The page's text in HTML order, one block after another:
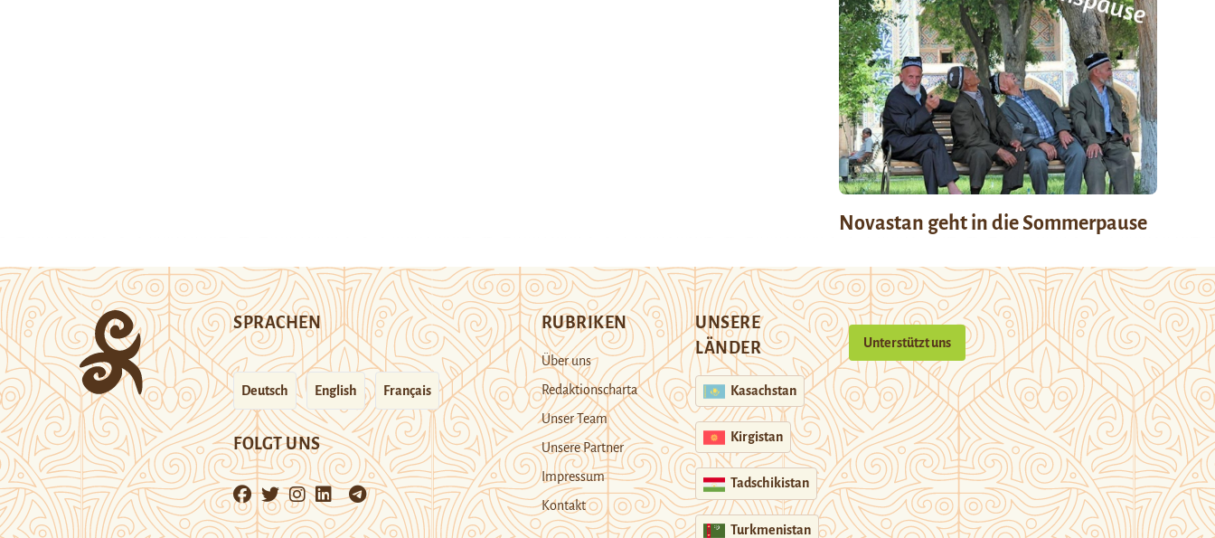
Novastan geht in die Sommerpause
SPRACHEN
Deutsch English Français
FOLGT UNS
RUBRIKEN
Über uns
Redaktionscharta
Unser Team
Unsere Partner
Impressum
Kontakt
UNSERE
LÄNDER
Kasachstan
Kirgistan
Tadschikistan
Turkmenistan
Unterstützt uns